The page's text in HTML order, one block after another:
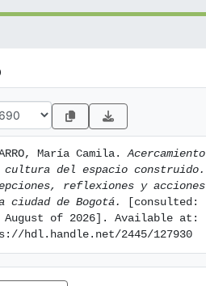
María Camila. Acercamiento
del espacio construido.
reflexiones y acciones
ciudad de Bogotá.
[consulted:
August of 2026]. Available at:
hdl.handle.net/2445/127930